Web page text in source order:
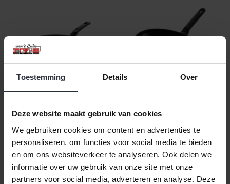
Toestemming Details Over
Deze website maakt gebruik van cookies
We gebruiken cookies om content en advertenties te
personaliseren, om functies voor social media te bieden
en om ons websiteverkeer te analyseren. Ook delen we
informatie over uw gebruik van onze site met onze
partners voor social media, adverteren en analyse. Deze
Basic Induction BK
€37,99 Incl. btw
€31,40 Excl. btw
Beschikbaar
In winkelwagen
Induction
€46,99 Incl. btw
€38,83 Excl. btw
Beschikbaar
In winkelwagen